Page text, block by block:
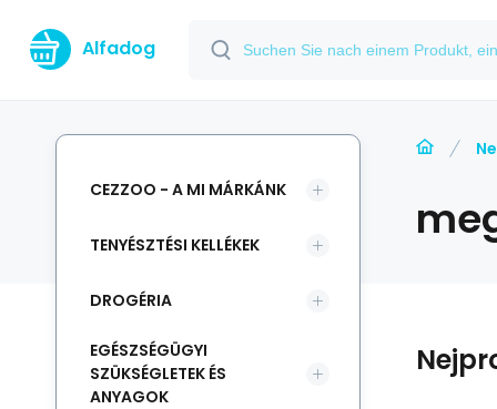
Alfadog
CEZZOO - A MI MÁRKÁNK
TENYÉSZTÉSI KELLÉKEK
DROGÉRIA
EGÉSZSÉGÜGYI
SZÜKSÉGLETEK ÉS
ANYAGOK